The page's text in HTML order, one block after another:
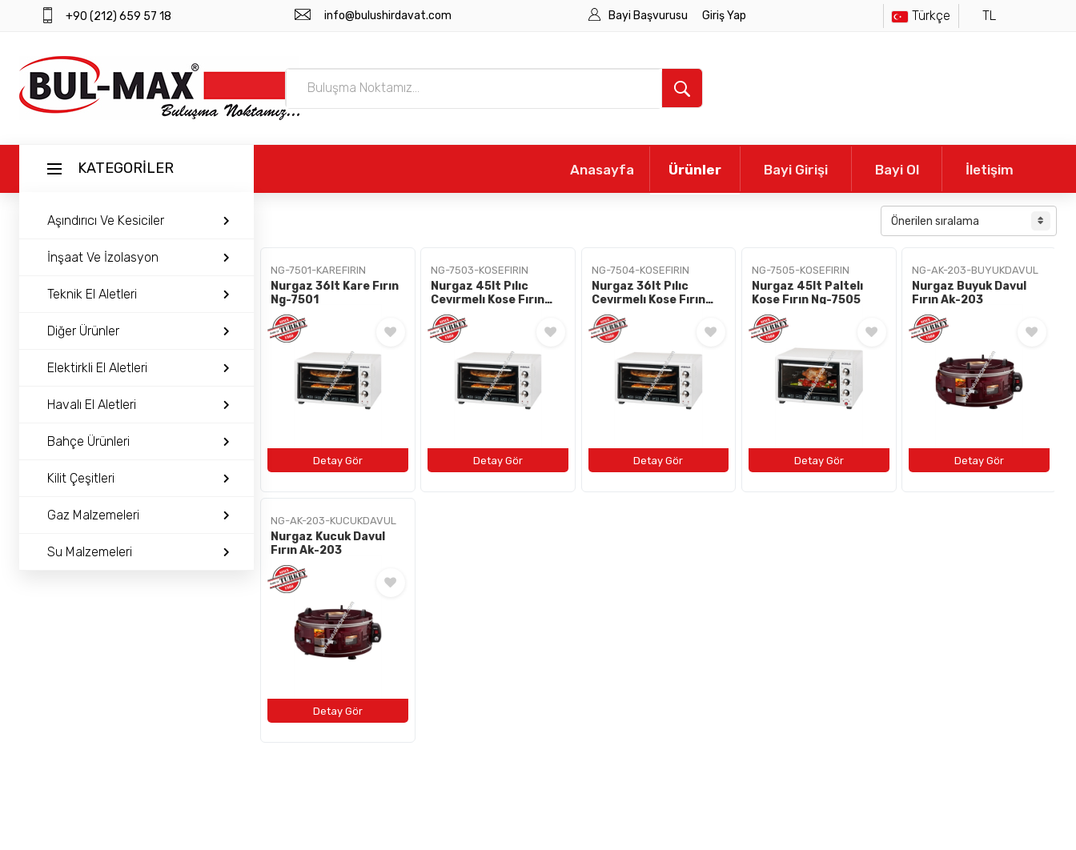
+90 (212) 659 57 18 info@bulushirdavat.com Bayi Başvurusu Giriş Yap Türkçe TL
KATEGORİLER
Aşındırıcı Ve Kesiciler
İnşaat Ve İzolasyon
Teknik El Aletleri
Diğer Ürünler
Elektirkli El Aletleri
Havalı El Aletleri
Bahçe Ürünleri
Kilit Çeşitleri
Gaz Malzemeleri
Su Malzemeleri
Anasayfa Ürünler Bayi Girişi Bayi Ol İletişim
İLETIŞIM
+90 (212) 659 57 18 info@bulushirdavat.com
NG-7501-KAREFIRIN
Nurgaz 36lt Kare Fırın
Ng-7501
NG-7503-KOSEFIRIN
Nurgaz 45lt Pılıc
Cevırmelı Kose Fırın
Ng-7503
NG-7504-KOSEFIRIN
Nurgaz 36lt Pılıc
Cevırmelı Kose Fırın
Ng-7504
NG-7505-KOSEFIRIN
Nurgaz 45lt Paltelı
Kose Fırın Ng-7505
NG-AK-203-BUYUKDAVUL
Nurgaz Buyuk Davul
Fırın Ak-203
NG-AK-203-KUCUKDAVUL
Nurgaz Kucuk Davul
Fırın Ak-203